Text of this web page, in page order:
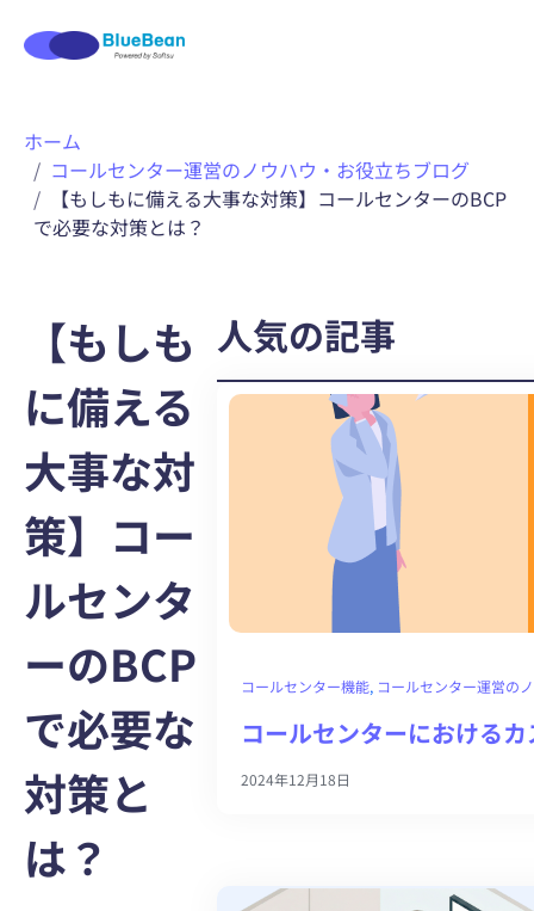
ホーム
コールセンター運営のノウハウ・お役立ちブログ
【もしもに備える大事な対策】コールセンターのBCP
で必要な対策とは？
【もしも
に備える
大事な対
策】コー
ルセンタ
ーのBCP
で必要な
対策と
は？
人気の記事
コールセンター機能, コールセンター運営の
コールセンターにおける
2024年12月18日